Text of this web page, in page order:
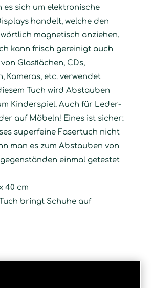
es sich um elektronische
handelt, welche den
magnetisch anziehen.
kann frisch gereinigt auch
Glasﬂächen, CDs,
Kameras, etc. verwendet
Tuch wird Abstauben
Kinderspiel. Auch für Leder-
auf Möbeln! Eines ist sicher:
superfeine Fasertuch nicht
man es zum Abstauben von
einmal getestet
40 cm
bringt Schuhe auf